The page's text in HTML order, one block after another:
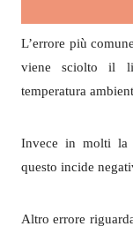
L’errore più
viene sciolto il
temperatura
Invece in molti la
questo incide
Altro errore